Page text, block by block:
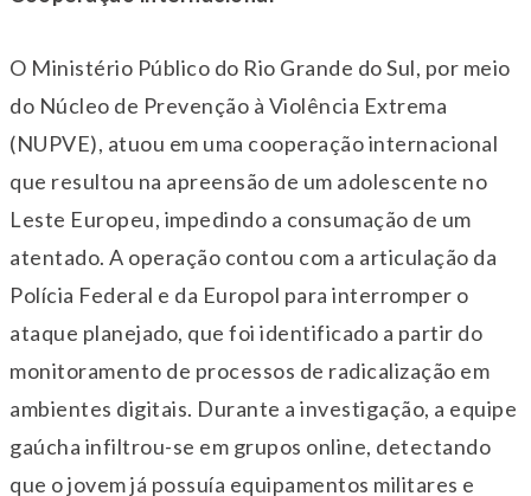
O Ministério Público do Rio Grande do Sul, por meio
do Núcleo de Prevenção à Violência Extrema
(NUPVE), atuou em uma cooperação internacional
que resultou na apreensão de um adolescente no
Leste Europeu, impedindo a consumação de um
atentado. A operação contou com a articulação da
Polícia Federal e da Europol para interromper o
ataque planejado, que foi identificado a partir do
monitoramento de processos de radicalização em
ambientes digitais. Durante a investigação, a equipe
gaúcha infiltrou-se em grupos online, detectando
que o jovem já possuía equipamentos militares e